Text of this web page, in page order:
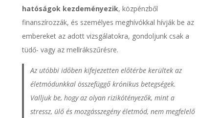
hatóságok kezdeményezik, közpénzből
finanszírozzák, és személyes meghívókkal hívják be az
embereket az adott vizsgálatokra, gondoljunk csak a
tüdő- vagy az mellrákszűrésre.
Az utóbbi időben kifejezetten előtérbe kerültek az
életmódunkkal összefüggő krónikus betegségek.
Valljuk be, hogy az olyan rizikótényezők, mint a
stressz, ülő és mozgásszegény életmód, nem megfelelő